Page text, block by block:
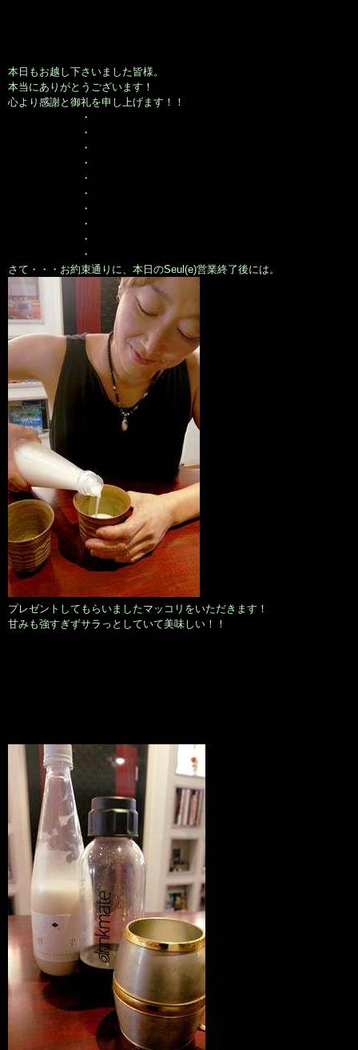
本日もお越し下さいました皆様。
本当にありがとうございます！
心より感謝と御礼を申し上げます！！
・
・
・
・
・
・
・
・
・
・
さて・・・お約束通りに、本日のSeul(e)営業終了後には。
プレゼントしてもらいましたマッコリをいただきます！
甘みも強すぎずサラっとしていて美味しい！！